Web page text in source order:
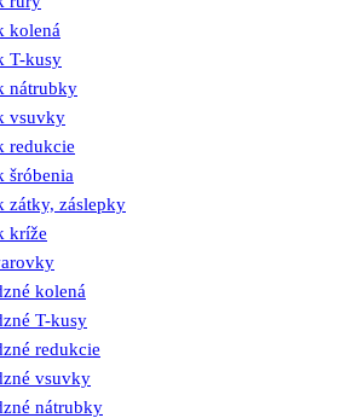
kolená
T-kusy
nátrubky
vsuvky
redukcie
šróbenia
zátky, záslepky
kríže
kolená
T-kusy
redukcie
vsuvky
nátrubky